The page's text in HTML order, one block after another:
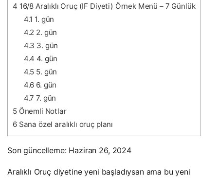
4 16/8 Aralıklı Oruç (IF Diyeti) Örnek Menü – 7 Günlük
4.1 1. gün
4.2 2. gün
4.3 3. gün
4.4 4. gün
4.5 5. gün
4.6 6. gün
4.7 7. gün
5Önemli Notlar
6Sana özel aralıklı oruç planı
Son güncelleme: Haziran 26, 2024
Aralıklı Oruç diyetine yeni başladıysan ama bu yeni